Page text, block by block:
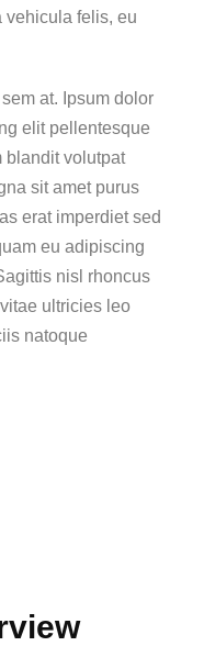
vehicula felis, eu
at. Ipsum dolor
elit pellentesque
blandit volutpat
sit amet purus
erat imperdiet sed
eu adipiscing
nisl rhoncus
ultricies leo
natoque